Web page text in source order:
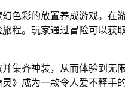
幻色彩的放置养成游戏。在
程。玩家通过冒险可以获
集齐神装，从而体验到无
》成为一款令人爱不释手的